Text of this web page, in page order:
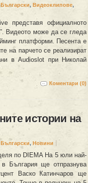
Български, Видеоклипове,
представя официалното
Видеото може да се гледа
платформи. Песента е
на парчето се реализират
в Audioslot при Николай
Коментари (0)
истории на
Български, Новини
по DIEMA На 5 юли най-
България ще отпразнува
Васко Катинчаров ще